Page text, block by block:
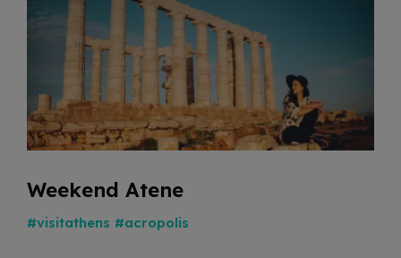
Weekend Atene
#visitathens #acropolis